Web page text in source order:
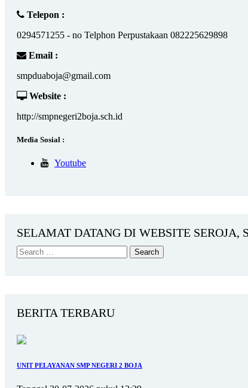
Telepon :
0294571255 - no Telphon Perpustakaan 082225629898
Email :
smpduaboja@gmail.com
Website :
http://smpnegeri2boja.sch.id
Media Sosial :
Youtube
SELAMAT DATANG DI WEBSITE SEROJA,
BERITA TERBARU
UNIT PELAYANAN SMP NEGERI 2 BOJA